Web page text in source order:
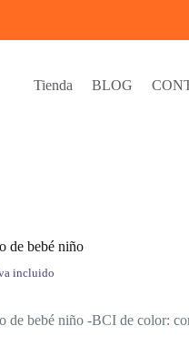
Tienda BLOG
de bebé niño
incluido
de bebé niño -BCI de color: